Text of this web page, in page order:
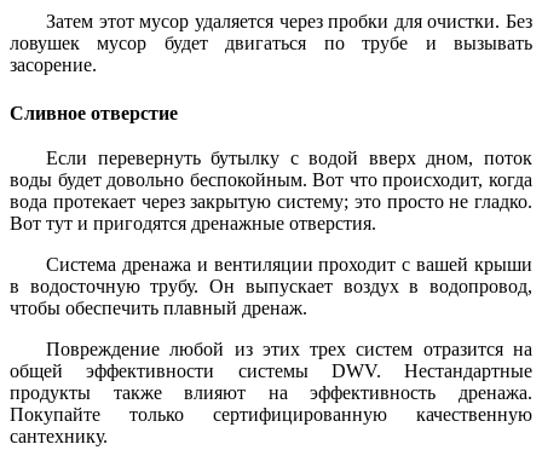
Затем этот мусор удаляется через пробки для очистки. Без
ловушек мусор будет двигаться по трубе и вызывать
засорение.
Сливное отверстие
Если перевернуть бутылку с водой вверх дном, поток
воды будет довольно беспокойным. Вот что происходит, когда
вода протекает через закрытую систему; это просто не гладко.
Вот тут и пригодятся дренажные отверстия.
Система дренажа и вентиляции проходит с вашей крыши
в водосточную трубу. Он выпускает воздух в водопровод,
чтобы обеспечить плавный дренаж.
Повреждение любой из этих трех систем отразится на
общей эффективности системы DWV. Нестандартные
продукты также влияют на эффективность дренажа.
Покупайте только сертифицированную качественную
сантехнику.